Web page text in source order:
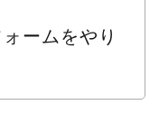
ームをやり